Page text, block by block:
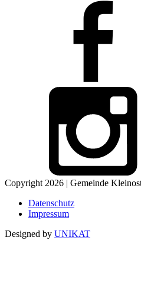
Copyright 2026 | Gemeinde
Datenschutz
Impressum
Designed by UNIKAT